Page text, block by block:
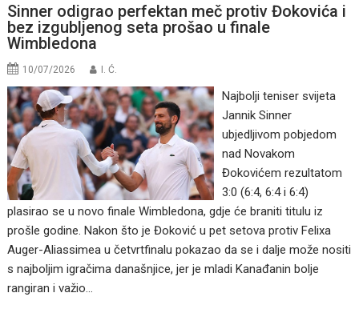
Sinner odigrao perfektan meč protiv Đokovića i
bez izgubljenog seta prošao u finale
Wimbledona
10/07/2026 I. Ć.
Najbolji teniser svijeta
Jannik Sinner
ubjedljivom pobjedom
nad Novakom
Đokovićem rezultatom
3:0 (6:4, 6:4 i 6:4)
plasirao se u novo finale Wimbledona, gdje će braniti titulu iz
prošle godine. Nakon što je Đoković u pet setova protiv Felixa
Auger-Aliassimea u četvrtfinalu pokazao da se i dalje može nositi
s najboljim igračima današnjice, jer je mladi Kanađanin bolje
rangiran i važio…